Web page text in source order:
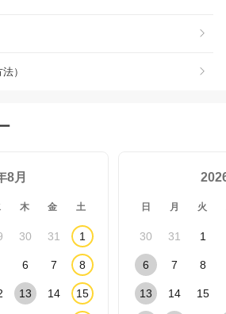
）
8月
木 金 土
30 31 1
6 7 8
13 14 15
日 月 火
30 31 1
6 7 8
13 14 15